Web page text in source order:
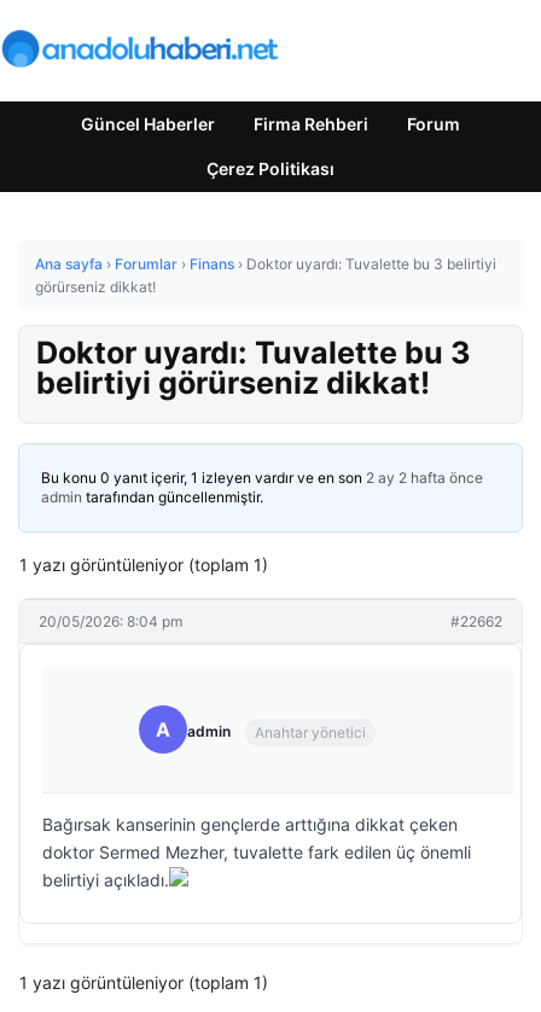
Güncel Haberler Firma Rehberi Forum
Çerez Politikası
Ana sayfa › Forumlar › Finans › Doktor uyardı: Tuvalette bu 3 belirtiyi
görürseniz dikkat!
Doktor uyardı: Tuvalette bu 3
belirtiyi görürseniz dikkat!
Bu konu 0 yanıt içerir, 1 izleyen vardır ve en son 2 ay 2 hafta önce
admin tarafından güncellenmiştir.
1 yazı görüntüleniyor (toplam 1)
20/05/2026: 8:04 pm #22662
A admin Anahtar yönetici
Bağırsak kanserinin gençlerde arttığına dikkat çeken
doktor Sermed Mezher, tuvalette fark edilen üç önemli
belirtiyi açıkladı.
1 yazı görüntüleniyor (toplam 1)